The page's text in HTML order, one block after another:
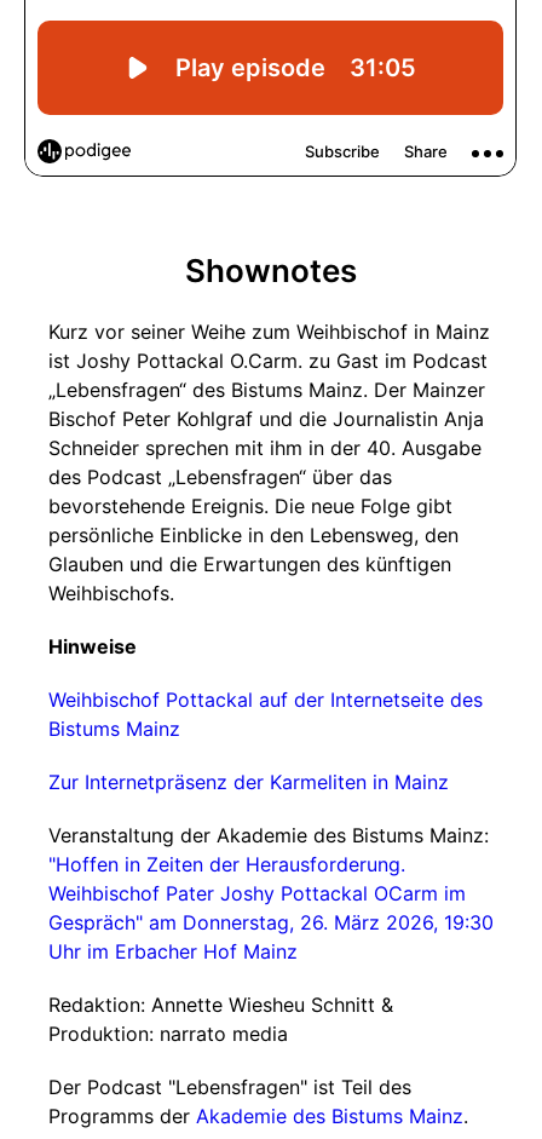
Shownotes
Kurz vor seiner Weihe zum Weihbischof in Mainz
ist Joshy Pottackal O.Carm. zu Gast im Podcast
„Lebensfragen“ des Bistums Mainz. Der Mainzer
Bischof Peter Kohlgraf und die Journalistin Anja
Schneider sprechen mit ihm in der 40. Ausgabe
des Podcast „Lebensfragen“ über das
bevorstehende Ereignis. Die neue Folge gibt
persönliche Einblicke in den Lebensweg, den
Glauben und die Erwartungen des künftigen
Weihbischofs.
Hinweise
Weihbischof Pottackal auf der Internetseite des
Bistums Mainz
Zur Internetpräsenz der Karmeliten in Mainz
Veranstaltung der Akademie des Bistums Mainz:
"Hoffen in Zeiten der Herausforderung.
Weihbischof Pater Joshy Pottackal OCarm im
Gespräch" am Donnerstag, 26. März 2026, 19:30
Uhr im Erbacher Hof Mainz
Redaktion: Annette Wiesheu Schnitt &
Produktion: narrato media
Der Podcast "Lebensfragen" ist Teil des
Programms der Akademie des Bistums Mainz.